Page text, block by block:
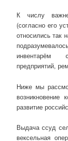
К числу
(согласно его
относились
инвентарём
предприятий,
Ниже мы
возникновение
развитие
Выдача ссуд
вексельная